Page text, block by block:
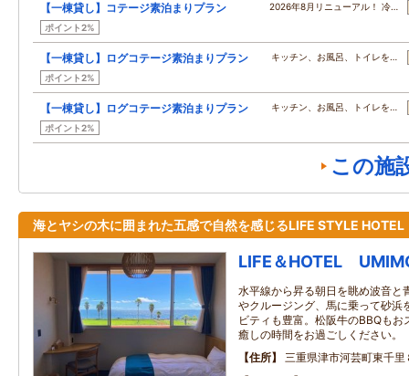
【一棟貸し】コテージ素泊まりプラン
ポイント2%
2026年8月リニューアル！ 冷…
【一棟貸し】ログコテージ素泊まりプラン
ポイント2%
キッチン、お風呂、トイレを…
【一棟貸し】ログコテージ素泊まりプラン
ポイント2%
キッチン、お風呂、トイレを…
この施
海とヤシの木に囲まれた五感で自然を感じるLIFE STYLE HOTEL
LIFE＆HOTEL
水平線から昇る朝日を眺め波音と
やクルージング、馬に乗って砂浜
ビティも豊富。松阪牛のBBQも
癒しの時間をお過ごしください。
住所
三重県津市河芸町東千里